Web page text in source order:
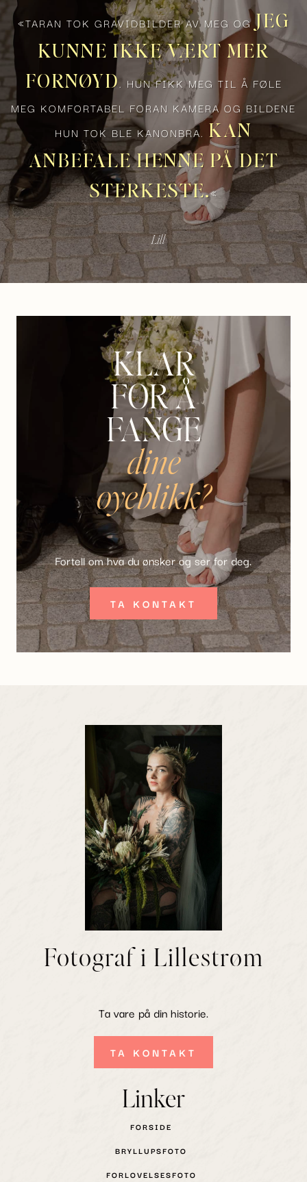
«TARAN TOK GRAVIDBILDER AV MEG OGJEG
KUNNE IKKE VÆRT MER
FORNØYD. HUN FIKK MEG TIL Å FØLE
MEG KOMFORTABEL FORAN KAMERA OG BILDENE
HUN TOK BLE KANONBRA. KAN
ANBEFALE HENNE PÅ DET
STERKESTE.«
— Lill
KLAR
FOR Å
FANGE
dine
øyeblikk?
Fortell om hva du ønsker og ser for deg.
TA KONTAKT
Fotograf i Lillestrøm
Ta vare på din historie.
TA KONTAKT
Linker
FORSIDE
BRYLLUPSFOTO
FORLOVELSESFOTO